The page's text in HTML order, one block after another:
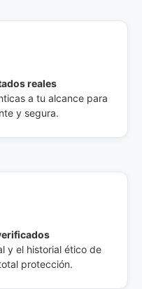
reales
a tu alcance para
y segura.
y el historial ético de
protección.